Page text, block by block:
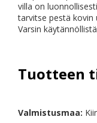
villa on
tarvitse pestä kovin
Varsin
Tuotteen
Valmistusmaa: